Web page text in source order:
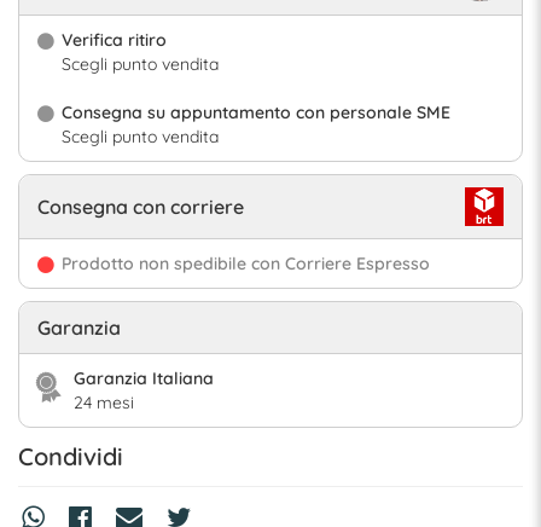
Verifica ritiro
Scegli punto vendita
Consegna su appuntamento con personale SME
Scegli punto vendita
Consegna con corriere
Prodotto non spedibile con Corriere Espresso
Garanzia
Garanzia Italiana
24 mesi
Condividi